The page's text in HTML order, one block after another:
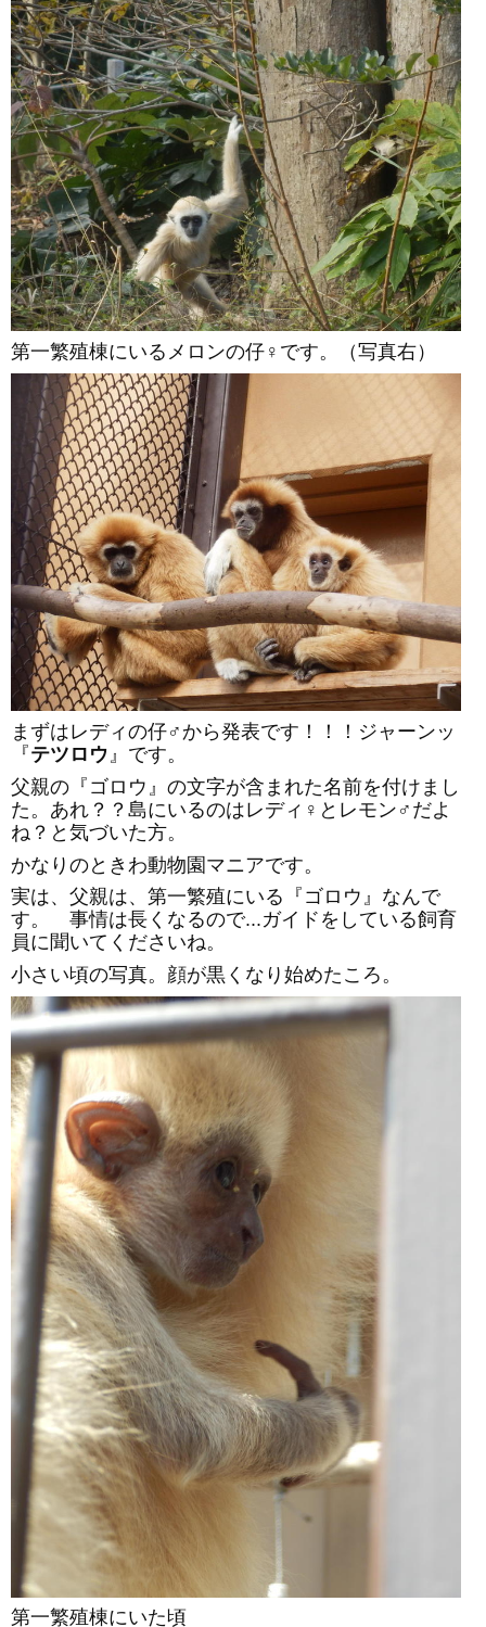
第一繁殖棟にいるメロンの仔♀です。（写真右）
まずはレディの仔♂から発表です！！！ジャーンッ
『テツロウ』です。
父親の『ゴロウ』の文字が含まれた名前を付けまし
た。あれ？？島にいるのはレディ♀とレモン♂だよ
ね？と気づいた方。
かなりのときわ動物園マニアです。
実は、父親は、第一繁殖にいる『ゴロウ』なんで
す。 事情は長くなるので...ガイドをしている飼育
員に聞いてくださいね。
小さい頃の写真。顔が黒くなり始めたころ。
第一繁殖棟にいた頃